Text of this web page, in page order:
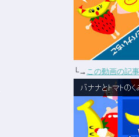
└→ この動画の記事